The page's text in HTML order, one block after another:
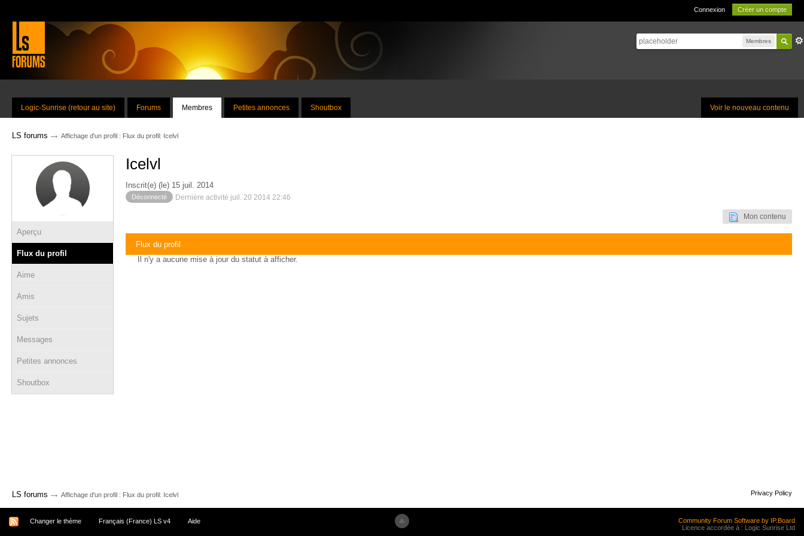
Connexion Créer un compte
Membres
Voir le nouveau contenu
Logic-Sunrise (retour au site) Forums Membres Petites annonces Shoutbox
LS forums → Affichage d'un profil : Flux du profil: Icelvl
Aperçu
Flux du profil
Aime
Amis
Sujets
Messages
Petites annonces
Shoutbox
Icelvl
Inscrit(e) (le) 15 juil. 2014
Déconnecté Dernière activité juil. 20 2014 22:46
Mon contenu
Flux du profil
Il n'y a aucune mise à jour du statut à afficher.
LS forums → Affichage d'un profil : Flux du profil: Icelvl Privacy Policy
Changer le thème Français (France) LS v4 Aide
Community Forum Software by IP.Board
Licence accordée à : Logic Sunrise Ltd